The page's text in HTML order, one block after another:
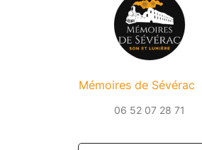
Mémoires de Sévérac
06 52 07 28 71